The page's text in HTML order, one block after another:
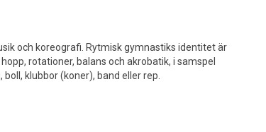
och koreografi. Rytmisk gymnastiks identitet är
rotationer, balans och akrobatik, i samspel
klubbor (koner), band eller rep.